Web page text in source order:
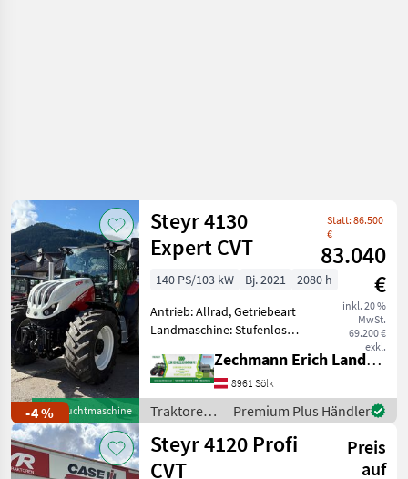
-4 %Gebrauchtmaschine
Steyr 4130
Expert CVT
Statt: 86.500
€
83.040
€
inkl. 20 %
MwSt.
69.200 €
exkl.
140 PS/103 kW Bj. 2021
2080 h
Antrieb: Allrad, Getriebeart
Landmaschine: Stufenloses
Zapfwellendrehzahl:
540/540E/1000,
Höchstgeschwindigkeit in
km/h: 40 km/h, Aufladung:
Zechmann Erich Landmaschinen-Portalbau
8961 Sölk
Traktoren /
Steyr
Premium Plus Händler
Steyr 4120 Profi
CVT
Preis
auf